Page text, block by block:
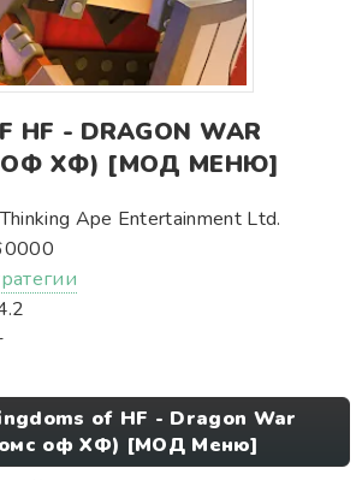
HF - DRAGON WAR
ОФ ХФ) [МОД МЕНЮ]
Ape Entertainment Ltd.
of HF - Dragon War
оф ХФ) [МОД Меню]